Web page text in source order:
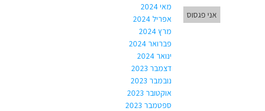
אני פגסוס
מאי 2024
אפריל 2024
מרץ 2024
פברואר 2024
ינואר 2024
דצמבר 2023
נובמבר 2023
אוקטובר 2023
ספטמבר 2023